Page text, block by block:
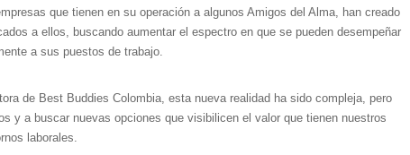
que tienen en su operación a algunos Amigos del Alma, han creado
a ellos, buscando aumentar el espectro en que se pueden desempeñar
a sus puestos de trabajo.
de Best Buddies Colombia, esta nueva realidad ha sido compleja, pero
y a buscar nuevas opciones que visibilicen el valor que tienen nuestros
laborales.